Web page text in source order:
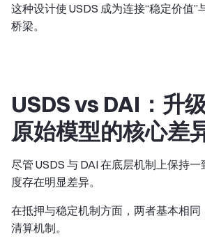
这种设计使 USDS 成为连接“稳定价值”
桥梁。
USDS vs DAI：升
原始模型的核心差
尽管 USDS 与 DAI 在底层机制上保持
度存在明显差异。
在抵押与稳定机制方面，两者基本相
清算机制。